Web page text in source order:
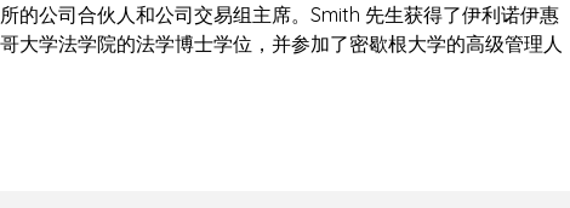
的公司合伙人和公司交易组主席。Smith 先生获得了伊利诺伊惠
大学法学院的法学博士学位，并参加了密歇根大学的高级管理人